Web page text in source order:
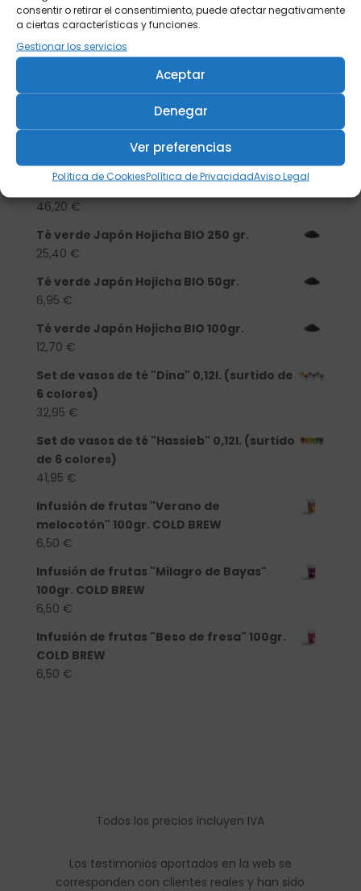
consentir o retirar el consentimiento, puede afectar negativamente
a ciertas características y funciones.
Gestionar los servicios
Aceptar
Denegar
Ver preferencias
Política de CookiesPolítica de PrivacidadAviso Legal
Productos
Tisanera "Christmas Cats" 0,25l.
46,20 €
Té verde Japón Hojicha BIO 250 gr.
25,40 €
Té verde Japón Hojicha BIO 50gr.
6,95 €
Té verde Japón Hojicha BIO 100gr.
12,70 €
Set de vasos de té "Dina" 0,12l. (surtido de
6 colores)
32,95 €
Set de vasos de té "Hassieb" 0,12l. (surtido
de 6 colores)
41,95 €
Infusión de frutas "Verano de
melocotón" 100gr. COLD BREW
6,50 €
Infusión de frutas "Milagro de Bayas"
100gr. COLD BREW
6,50 €
Infusión de frutas "Beso de fresa" 100gr.
COLD BREW
6,50 €
Todos los precios incluyen IVA
Los testimonios aportados en la web se
corresponden con clientes reales y han sido